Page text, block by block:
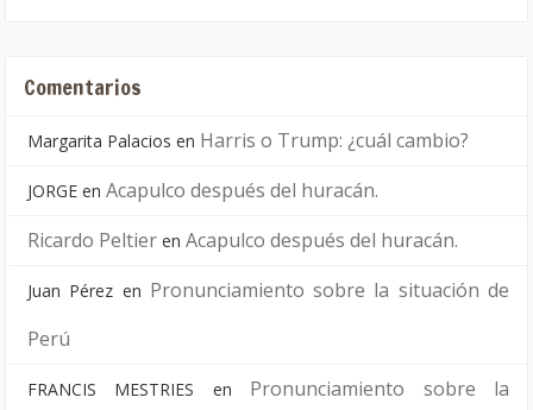
Comentarios
Margarita Palacios en Harris o Trump: ¿cuál cambio?
JORGE en Acapulco después del huracán.
Ricardo Peltier en Acapulco después del huracán.
Juan Pérez en Pronunciamiento sobre la situación de
Perú
FRANCIS MESTRIES en Pronunciamiento sobre la